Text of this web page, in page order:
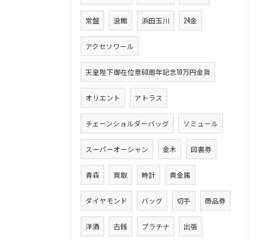
常盤 浪館 浜田玉川 24金
アクセソワール
天皇陛下御在位意60周年記念10万円金貨
オリエント アトラス
チェーンショルダーバッグ ソミュール
スーパーオーシャン 金木 図書券
青森 買取 時計 貴金属
ダイヤモンド バッグ 切手 商品券
洋酒 古銭 プラチナ 出張